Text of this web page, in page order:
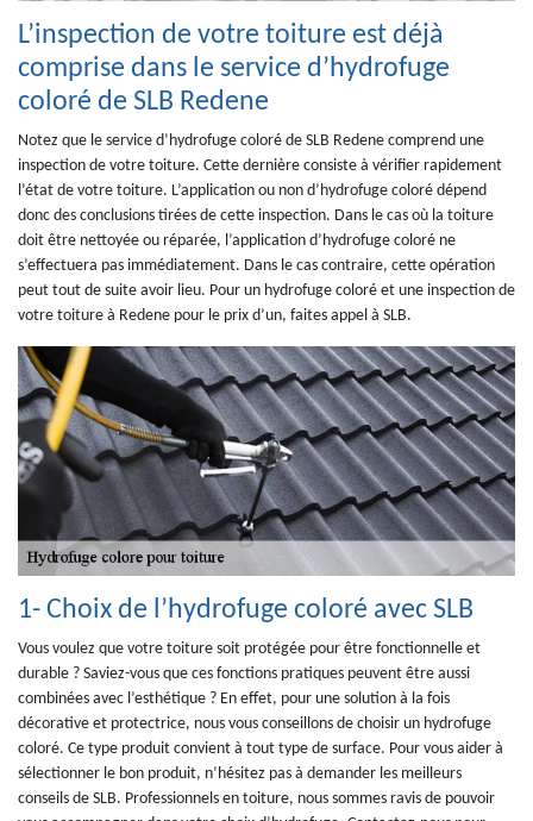
L’inspection de votre toiture est déjà
comprise dans le service d’hydrofuge
coloré de SLB Redene
Notez que le service d’hydrofuge coloré de SLB Redene comprend une
inspection de votre toiture. Cette dernière consiste à vérifier rapidement
l’état de votre toiture. L’application ou non d’hydrofuge coloré dépend
donc des conclusions tirées de cette inspection. Dans le cas où la toiture
doit être nettoyée ou réparée, l’application d’hydrofuge coloré ne
s’effectuera pas immédiatement. Dans le cas contraire, cette opération
peut tout de suite avoir lieu. Pour un hydrofuge coloré et une inspection de
votre toiture à Redene pour le prix d’un, faites appel à SLB.
1- Choix de l’hydrofuge coloré avec SLB
Vous voulez que votre toiture soit protégée pour être fonctionnelle et
durable ? Saviez-vous que ces fonctions pratiques peuvent être aussi
combinées avec l’esthétique ? En effet, pour une solution à la fois
décorative et protectrice, nous vous conseillons de choisir un hydrofuge
coloré. Ce type produit convient à tout type de surface. Pour vous aider à
sélectionner le bon produit, n’hésitez pas à demander les meilleurs
conseils de SLB. Professionnels en toiture, nous sommes ravis de pouvoir